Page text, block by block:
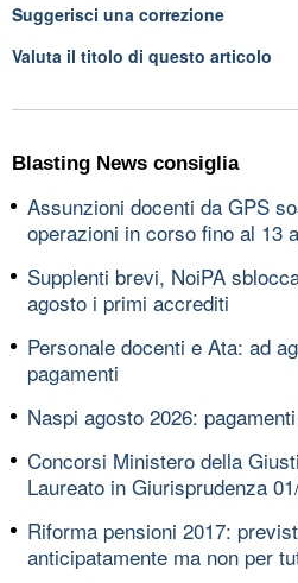
Suggerisci una correzione
Valuta il titolo di questo articolo
Blasting News consiglia
Assunzioni docenti da GPS
operazioni in corso fino al 13
Supplenti brevi, NoiPA
agosto i primi accrediti
Personale docenti e Ata: ad
pagamenti
Naspi agosto 2026:
Concorsi Ministero della
Laureato in Giurisprudenza
Riforma pensioni 2017:
anticipatamente ma non per